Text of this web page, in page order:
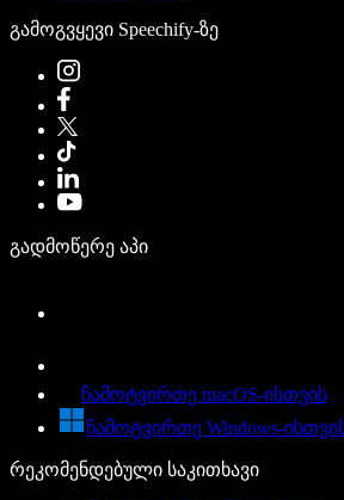
გამოგვყევი Speechify-ზე
გადმოწერე აპი
ჩამოტვირთე macOS-ისთვის
ჩამოტვირთე Windows-
რეკომენდებული საკითხავი